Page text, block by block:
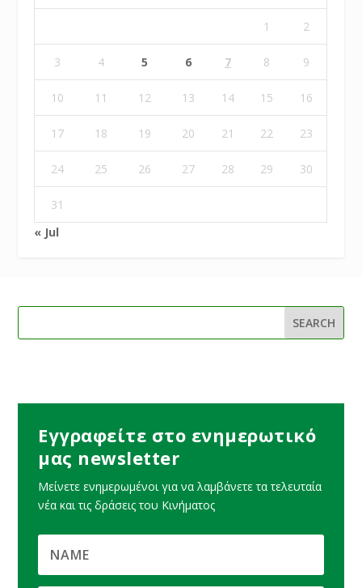
1 2
3 4 5 6 7 8 9
10 11 12 13 14 15 16
17 18 19 20 21 22 23
24 25 26 27 28 29 30
31
« Jul
Εγγραφείτε στο ενημερωτικό
μας newsletter
Μείνετε ενημερωμένοι για να λαμβάνετε τα τελευταία
νέα και τις δράσεις του Κινήματος